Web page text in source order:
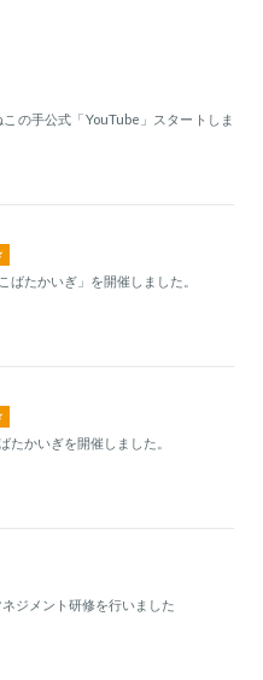
この手公式「YouTube」スタートしま
ばたかいぎ」を開催しました。
たかいぎを開催しました。
ジメント研修を行いました